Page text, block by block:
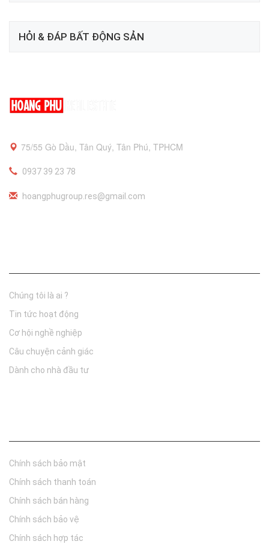
HỎI & ĐÁP BẤT ĐỘNG SẢN
75/55 Gò Dầu, Tân Quý, Tân Phú, TPHCM
0937 39 23 78
hoangphugroup.res@gmail.com
Chúng tôi là ai ?
Tin tức hoạt động
Cơ hội nghề nghiệp
Câu chuyện cảnh giác
Dành cho nhà đầu tư
Chính sách bảo mật
Chính sách thanh toán
Chính sách bán hàng
Chính sách bảo vệ
Chính sách hợp tác